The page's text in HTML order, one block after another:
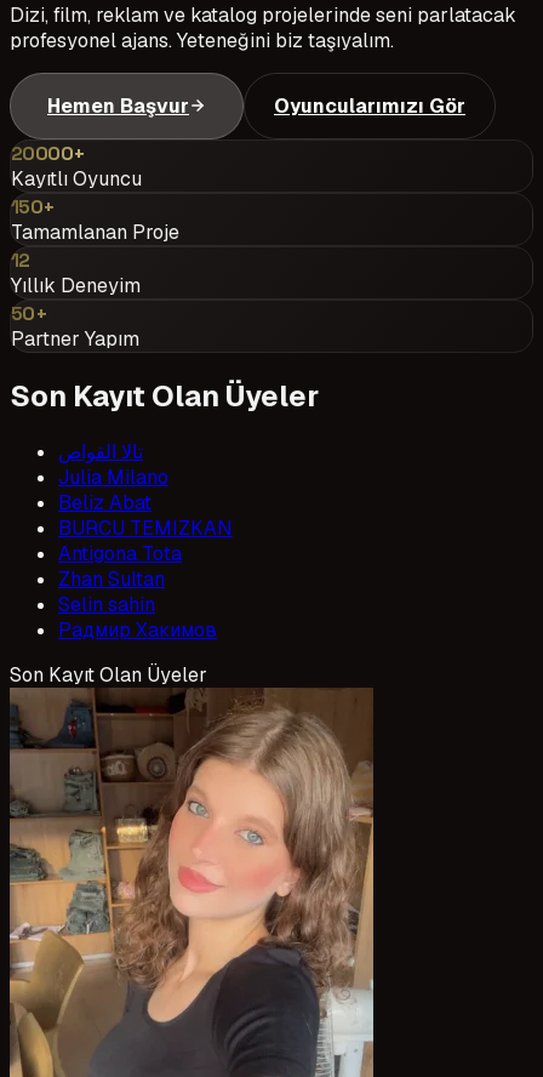
Dizi, film, reklam ve katalog projelerinde seni parlatacak
profesyonel ajans. Yeteneğini biz taşıyalım.
Hemen Başvur
Oyuncularımızı Gör
20000+
Kayıtlı Oyuncu
150+
Tamamlanan Proje
12
Yıllık Deneyim
50+
Partner Yapım
Son Kayıt Olan Üyeler
تالا القواص
Julia Milano
Beliz Abat
BURCU TEMIZKAN
Antigona Tota
Zhan Sultan
Selin sahin
Радмир Хакимов
Son Kayıt Olan Üyeler